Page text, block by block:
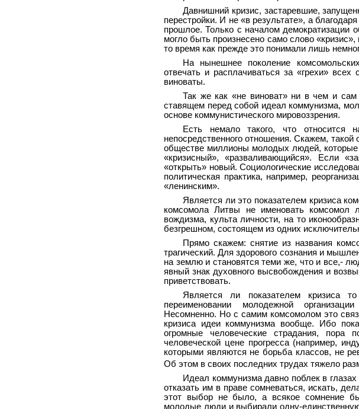
Давнишний кризис, застаревшие,
перестройки. И не «в результате», а
прошлое. Только с началом демократизации
могло быть произнесено само слово
то время как прежде это понимали лишь
На нынешнее поколение
отвечать и расплачиваться за «грехи»
виноваты.
Так же как «не виноват» ни в чем и
ставящем перед собой идеал коммунизма,
основе коммунистического мировоззрения.
Есть немало такого, что
непосредственного отношения. Скажем,
обществе миллионы молодых людей, которые
«кризисный», «разваливающийся». Если
«открыть» новый. Социологические
политическая практика, например,
«ленинским».
Является ли это показателем кризиса
комсомола Литвы не именовать комсомол
вождизма, культа личности, на то
безгрешном, состоящем из одних
Прямо скажем: снятие из названия
трагический. Для здорового сознания и
на землю и становятся теми же, что и все,-
явный знак духовного высвобождения и
приветствовать.
Является ли показателем кризиса
переименовании молодежной
Несомненно. Но с самим комсомолом это
кризиса идеи коммунизма вообще. Ибо
огромные человеческие страдания, пора
человеческой цене прогресса (например,
которыми являются не борьба классов, не
Об этом в своих последних трудах тяжело
Идеал коммунизма давно поблек в
отказать им в праве сомневаться, искать,
этот выбор не было, а всякое сомнение
молодые люди и выбирали одну-